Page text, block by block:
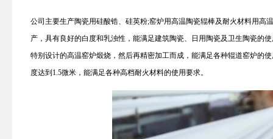
公司主要生产陶瓷用硅酸锆、硅英粉;窑炉用高温陶瓷辊棒及耐火材料用
产，具有良好的白度和乳浊性，能满足建筑陶瓷、日用陶瓷及卫生陶瓷的
特别设计的高温窑炉煅烧，然后再精密加工而成，能满足各种辊道窑炉的
度达到1.5微米，能满足各种高档耐火材料的使用要求。